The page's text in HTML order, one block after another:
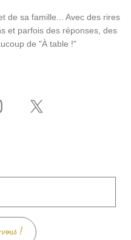
de sa famille... Avec des rires
et parfois des réponses, des
de "À table !"
!